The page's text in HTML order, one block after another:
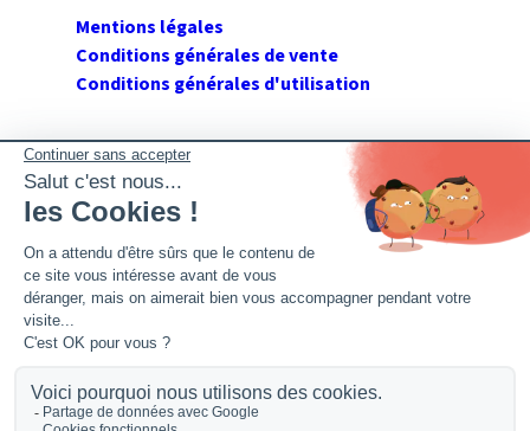
Mentions légales
Conditions générales de vente
Conditions générales d'utilisation
SUIVEZ GERANT DE SARL
Twitter
Facebook